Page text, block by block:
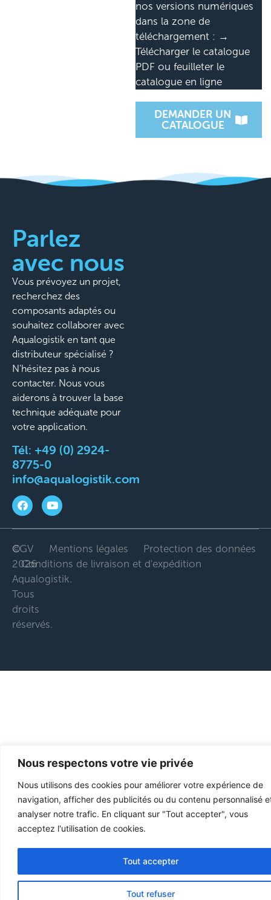
Nous respectons votre vie privée
Nous utilisons des cookies pour améliorer votre expérience de
navigation, afficher des publicités ou du contenu personnalisé
analyser notre trafic. En cliquant sur "Tout accepter", vous
acceptez l'utilisation de cookies.
Tout refuser
Tout accepter
nos versions numériques
dans la zone de
téléchargement : →
Télécharger le catalogue
PDF ou feuilleter le
catalogue en ligne
DEMANDER UN
CATALOGUE
Parlez
avec nous
Vous prévoyez un projet,
recherchez des
composants adaptés ou
souhaitez collaborer avec
Aqualogistik en tant que
distributeur spécialisé ?
N'hésitez pas à nous
contacter. Nous vous
aiderons à trouver la base
technique adéquate pour
votre application.
Tél: +49 (0) 2924-
8775-0
info@aqualogistik.com
©
2026
Aqualogistik.
Tous
droits
réservés.
CGV Mentions légales
Protection des données
Conditions de livraison et d'expédition
German